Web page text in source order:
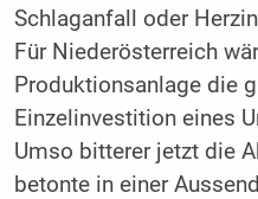
Schlaganfall oder
Für Niederösterreich
Produktionsanlage die
Einzelinvestition eines
Umso bitterer jetzt die
betonte in einer